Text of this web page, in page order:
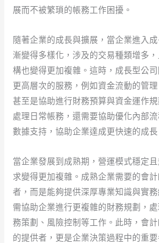
展而不被繁瑣的帳務工作困擾。
隨著企業的成長與擴展，當企業進入
漸變得多樣化，涉及的交易種類增多
構也變得更加複雜。這時，成長型公
更高層次的服務，例如資金流動的管
甚至是協助進行財務預算與資金運作
處理日常帳務，還需要協助優化內部
數據支持，協助企業達成更快速的成長
當企業發展到成熟期，營運模式穩定
求變得更加複雜。成熟企業需要的會
者，而是能夠提供深厚專業知識與實
需協助企業進行更複雜的財務規劃，
務策劃、風險控制等工作。此時，會
的提供者，更是企業決策過程中的重要